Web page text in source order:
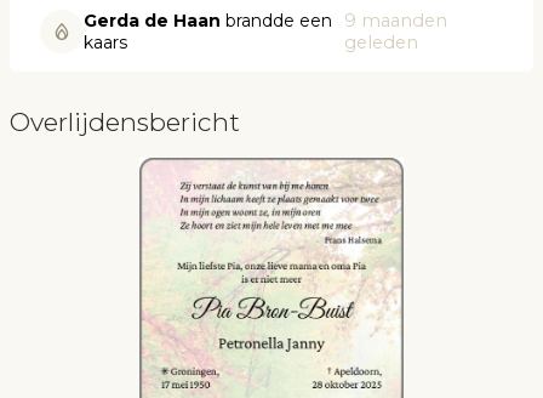
Gerda de Haan brandde een
kaars
9 maanden
geleden
Overlijdensbericht